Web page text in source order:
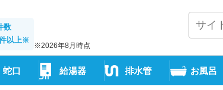
数
以上※
※2026年8月時点
蛇口 給湯器 排水管 お風呂